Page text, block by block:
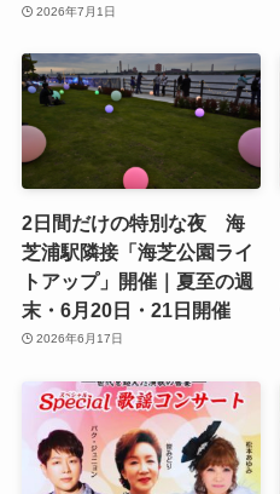
2026年7月1日
2日間だけの特別な夜 海
芝浦駅隣接「海芝公園ライ
トアップ」開催｜夏至の週
末・6月20日・21日開催
2026年6月17日